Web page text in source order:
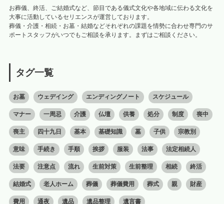
お葬儀、終活、ご結婚式など、節目である儀式文化や各地域に伝わる文化を
大事に活動しているセリエンスが運営しております。
葬儀・介護・相続・お墓・結婚などそれぞれの課題を情勢に合わせ専門のサ
ポートスタッフがいつでもご相談を承ります。まずはご相談ください。
タグ一覧
お墓 ウェデイング エンディングノート スケジュール
マナー 一周忌 介護 仏壇 供養 処分 制度 喪中
喪主 四十九日 基本 基礎知識 墓 子供 宗教別
意味 手続き 手順 挨拶 服装 法事 法定相続人
法要 注意点 流れ 生前対策 生前整理 相続 終活
結婚式 老人ホーム 葬儀 葬儀費用 葬式 親 財産
費用 通夜 遺品 遺品整理 遺言書